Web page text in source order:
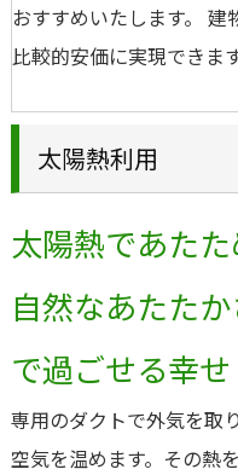
おすすめいたします。 建
比較的安価に実現できます
太陽熱利用
太陽熱であた
自然なあたた
で過ごせる幸せ
専用のダクトで外気を取
空気を温めます。その熱